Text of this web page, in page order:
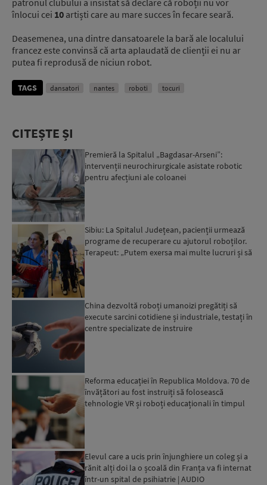
înlocui cei 10 artiști care au mare succes în fecare seară.
Deasemenea, una dintre dansatoarele la bară ale localului
francez este convinsă că arta aplaudată de clienții ei nu ar
putea fi reprodusă de niciun robot.
TAGS dansatori nantes roboti tocuri
CITEȘTE ȘI
Premieră la Spitalul „Bagdasar-Arseni”:
intervenții neurochirurgicale asistate robotic
pentru afecțiuni ale coloanei
Sibiu: La Spitalul Județean, pacienții urmează
programe de recuperare cu ajutorul roboților.
Terapeut: „Putem exersa mai multe lucruri și să
China dezvoltă roboți umanoizi pregătiți să
execute sarcini cotidiene și industriale, testați în
centre specializate de instruire
Reforma educației în Republica Moldova. 70 de
învățători au fost instruiți să folosească
tehnologie VR și roboți educaționali în timpul
Elevul care a ucis prin înjunghiere un coleg și a
rănit alți doi la o școală din Franța va fi internat
într-un spital de psihiatrie | AUDIO